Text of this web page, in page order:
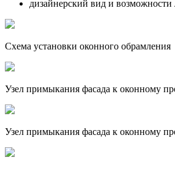
дизайнерский вид и
Схема установки оконного обрамления
Узел примыкания фасада к оконному
Узел примыкания фасада к оконному